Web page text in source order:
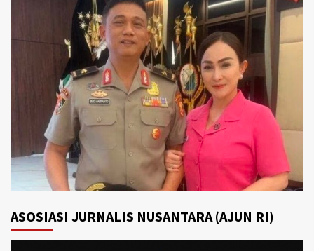
ASOSIASI JURNALIS NUSANTARA (AJUN RI)